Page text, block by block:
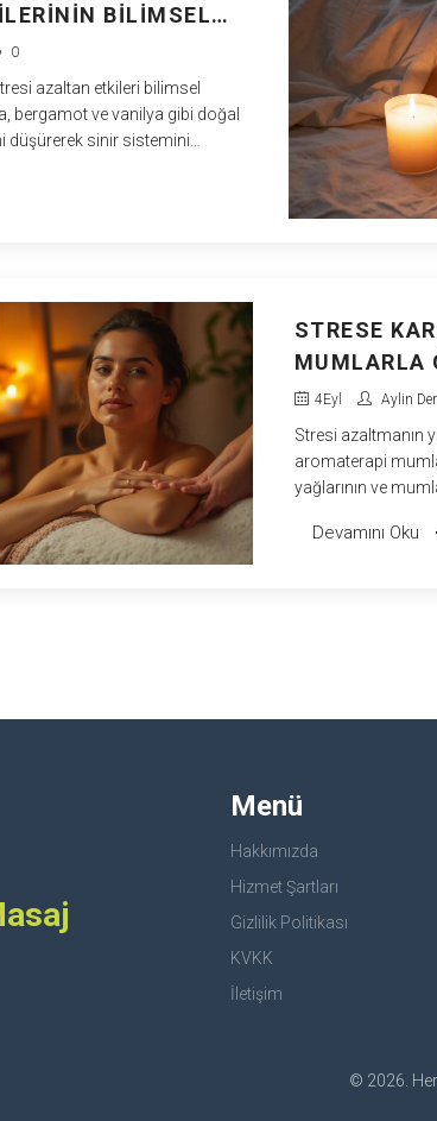
BILIMSEL
0
azaltan etkileri bilimsel
bergamot ve vanilya gibi doğal
düşürerek sinir sistemini
STRESE
MUMLARLA
4Eyl Aylin
Stresi azaltmanın
aromaterapi
yağlarının ve
olduğunu ve
Devamını Oku
Menü
Hakkımızda
Hizmet Şartları
Gizlilik Politikası
KVKK
İletişim
© 2026. Her